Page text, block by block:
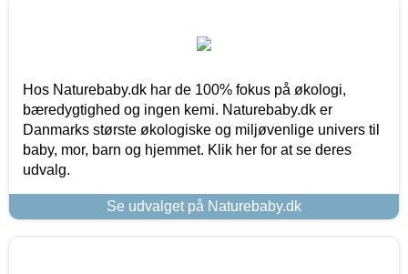
Hos Naturebaby.dk har de 100% fokus på økologi,
bæredygtighed og ingen kemi. Naturebaby.dk er
Danmarks største økologiske og miljøvenlige univers til
baby, mor, barn og hjemmet. Klik her for at se deres
udvalg.
Se udvalget på Naturebaby.dk